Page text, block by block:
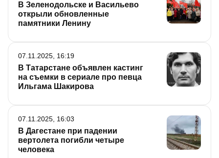
В Зеленодольске и Васильево
открыли обновленные
памятники Ленину
В Татарстане объявлен кастинг
на съемки в сериале про певца
Ильгама Шакирова
07.11.2025, 16:19
В Дагестане при падении
вертолета погибли четыре
человека
07.11.2025, 16:03